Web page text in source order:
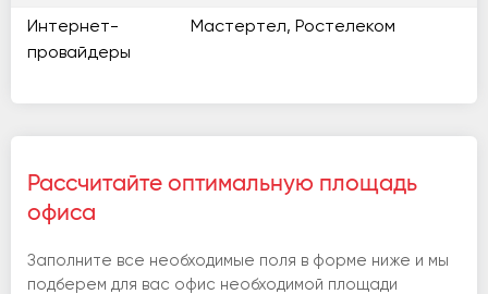
Интернет-
провайдеры
Мастертел, Ростелеком
Рассчитайте оптимальную площадь
офиса
Заполните все необходимые поля в форме ниже и мы
подберем для вас офис необходимой площади